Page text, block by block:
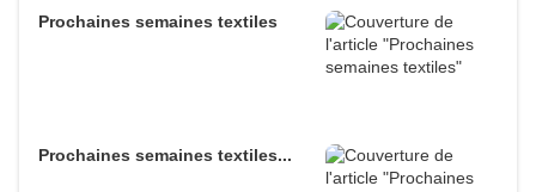
Prochaines semaines textiles
Prochaines semaines textiles...